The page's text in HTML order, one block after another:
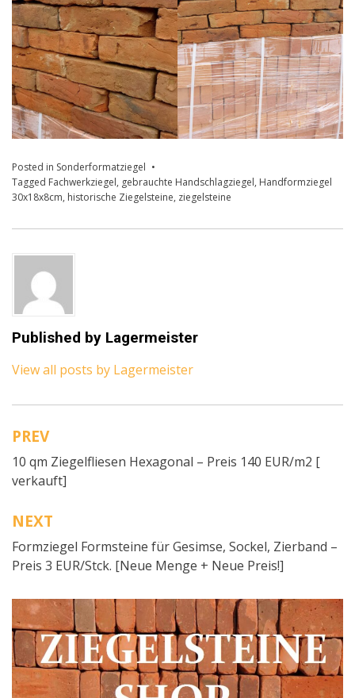
Posted in Sonderformatziegel
Tagged Fachwerkziegel, gebrauchte Handschlagziegel, Handformziegel
30x18x8cm, historische Ziegelsteine, ziegelsteine
Published by Lagermeister
View all posts by Lagermeister
Beitragsnavigation
PREV
10 qm Ziegelfliesen Hexagonal – Preis 140 EUR/m2 [
verkauft]
NEXT
Formziegel Formsteine für Gesimse, Sockel, Zierband –
Preis 3 EUR/Stck. [Neue Menge + Neue Preis!]